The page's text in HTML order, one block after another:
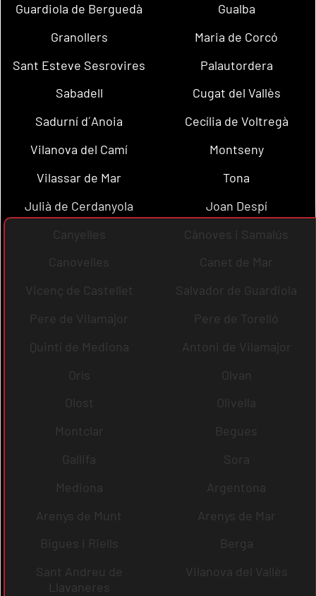
Guardiola de Berguedà
Gualba
Granollers
Maria de Corcó
Sant Esteve Sesrovires
Palautordera
Sabadell
Cugat del Vallès
Sadurní d´Anoia
Cecília de Voltregà
Vilanova del Camí
Montseny
Vilassar de Mar
Tona
Julià de Cerdanyola
Joan Despí
Canyelles
Cànoves i Samalús
Canovelles
Canet de Mar
Vicenç de Castellet
Salvador de Guardiola
Pere de Vilamajor
Pere de Torelló
Quintí de Mediona
Antoni de Vilamajor
Orís
Olvan
Olost
Olivella
Montclar
Begues
Gallifa
Sora
Mediona
Argentona
Arenys de Munt
Arenys de Mar
Bigues i Riells
Berga
Sant Andreu de
Llavaneres
Vilanova del Vallès